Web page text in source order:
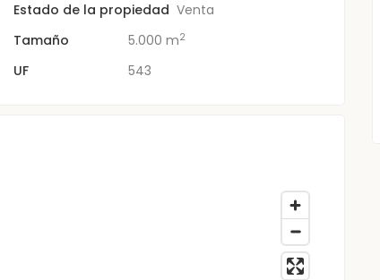
Estado de la propiedad Venta
Tamaño 5.000 m2
UF 543